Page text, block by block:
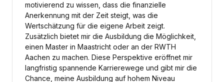
motivierend zu wissen, dass die finanzielle
Anerkennung mit der Zeit steigt, was die
Wertschätzung für die eigene Arbeit zeigt.
Zusätzlich bietet mir die Ausbildung die Möglichkeit,
einen Master in Maastricht oder an der RWTH
Aachen zu machen. Diese Perspektive eröffnet mir
langfristig spannende Karrierewege und gibt mir die
Chance, meine Ausbildung auf hohem Niveau